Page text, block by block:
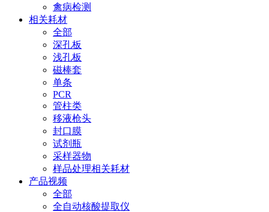
禽病检测
相关耗材
全部
深孔板
浅孔板
磁棒套
单条
PCR
管柱类
移液枪头
封口膜
试剂瓶
采样器物
样品处理相关耗材
产品视频
全部
全自动核酸提取仪